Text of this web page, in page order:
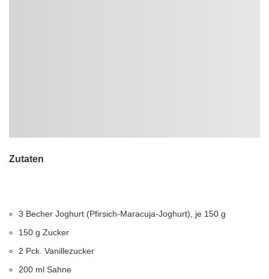
Zutaten
3 Becher Joghurt (Pfirsich-Maracuja-Joghurt), je 150 g
150 g Zucker
2 Pck. Vanillezucker
200 ml Sahne